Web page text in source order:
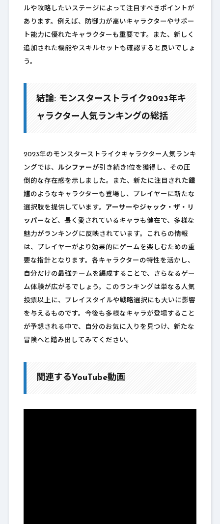
ルや攻略したいステージによって注目すべきポイントが
あります。例えば、防御力が高いキャラクターやサポー
ト能力に優れたキャラクターも重要です。また、新しく
追加された機能やスキルセットも確認すると良いでしょ
う。
結論: モンスターストライク2023年キ
ャラクター人気ランキングの総括
2023年のモンスターストライクキャラクター人気ランキ
ングでは、 ルシファー が引き続き1位を獲得し、その圧
倒的な存在感を示しました。また、新たに注目された鍾
馗のようなキャラクターも登場し、プレイヤーに新たな
選択肢を提供しています。 アーサーやジャック・ザ・リ
ッパー など、長く愛されているキャラも健在で、多様な
魅力がランキングに反映されています。これらの情報
は、プレイヤーがより効果的にゲームを楽しむための重
要な指針となります。各キャラクターの特性を活かし、
自分だけの最強チームを編成することで、さらなるゲー
ム体験が広がるでしょう。このランキングは単なる人気
投票以上に、プレイスタイルや戦略選択にも大いに影響
を与えるものです。今後も多様なキャラが登場すること
が予想される中で、自分のお気に入りを見つけ、新たな
冒険へと踏み出してみてください。
関連するYouTube動画